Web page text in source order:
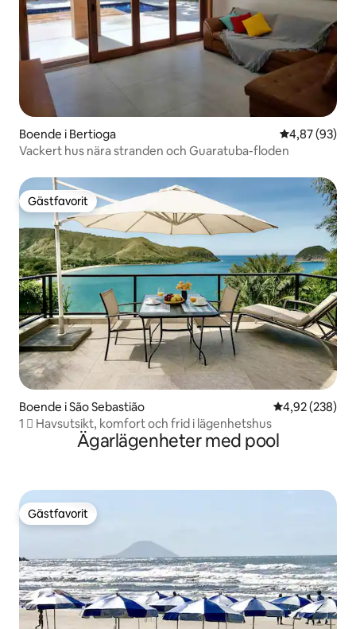
Boende i Bertioga 4,87 av 5 i
4,87 (93)
Vackert hus nära stranden och Guaratuba-floden
Gästfavorit
Gästfavorit
Boende i São Sebastião 4,92 av 5 i
4,92 (238)
1 ️⃣ Havsutsikt, komfort och frid i lägenhetshus
Ägarlägenheter med pool
Gästfavorit
Gästfavorit